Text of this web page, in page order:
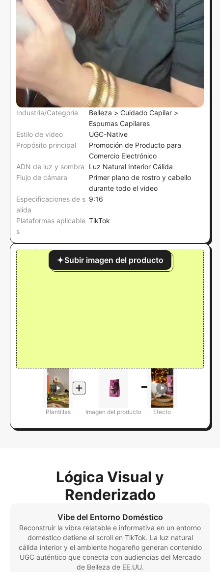
Industria/Categoría
Belleza > Cuidado Capilar >
Espumas Capilares
Estilo de video
UGC-Native
Propósito principal
Promoción de Producto para
Comercio Electrónico
ADN de luz y sombra
Luz Natural Interior Cálida
Flujo de cámara
Primer plano de rostro y cabello
durante todo el video
Especificaciones de s
alida
9:16
Plataformas aplicable
s
TikTok
Subir imagen del producto
Plantillas Imagen del producto Efecto
Lógica Visual y
Renderizado
Vibe del Entorno Doméstico
Reconstruir la vibra relatable e informativa en un entorno
doméstico detiene el scroll en TikTok. La luz natural
cálida interior y el ambiente hogareño generan contenido
UGC auténtico que conecta con audiencias del Mercado
de Belleza de EE.UU.